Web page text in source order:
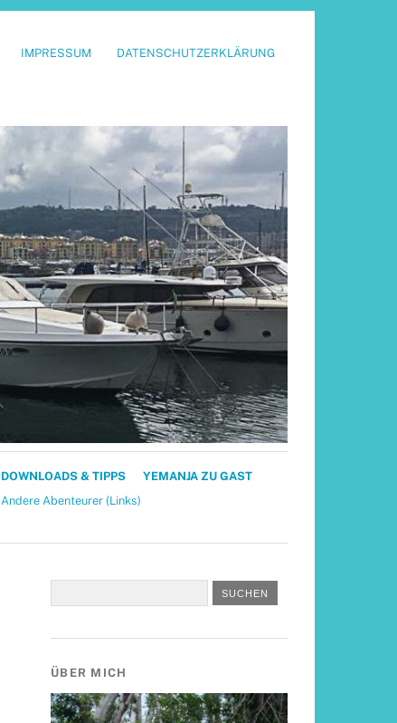
IMPRESSUM DATENSCHUTZERKLÄRUNG
DOWNLOADS & TIPPS
Andere Abenteurer (Links)
YEMANJA ZU GAST
ÜBER MICH